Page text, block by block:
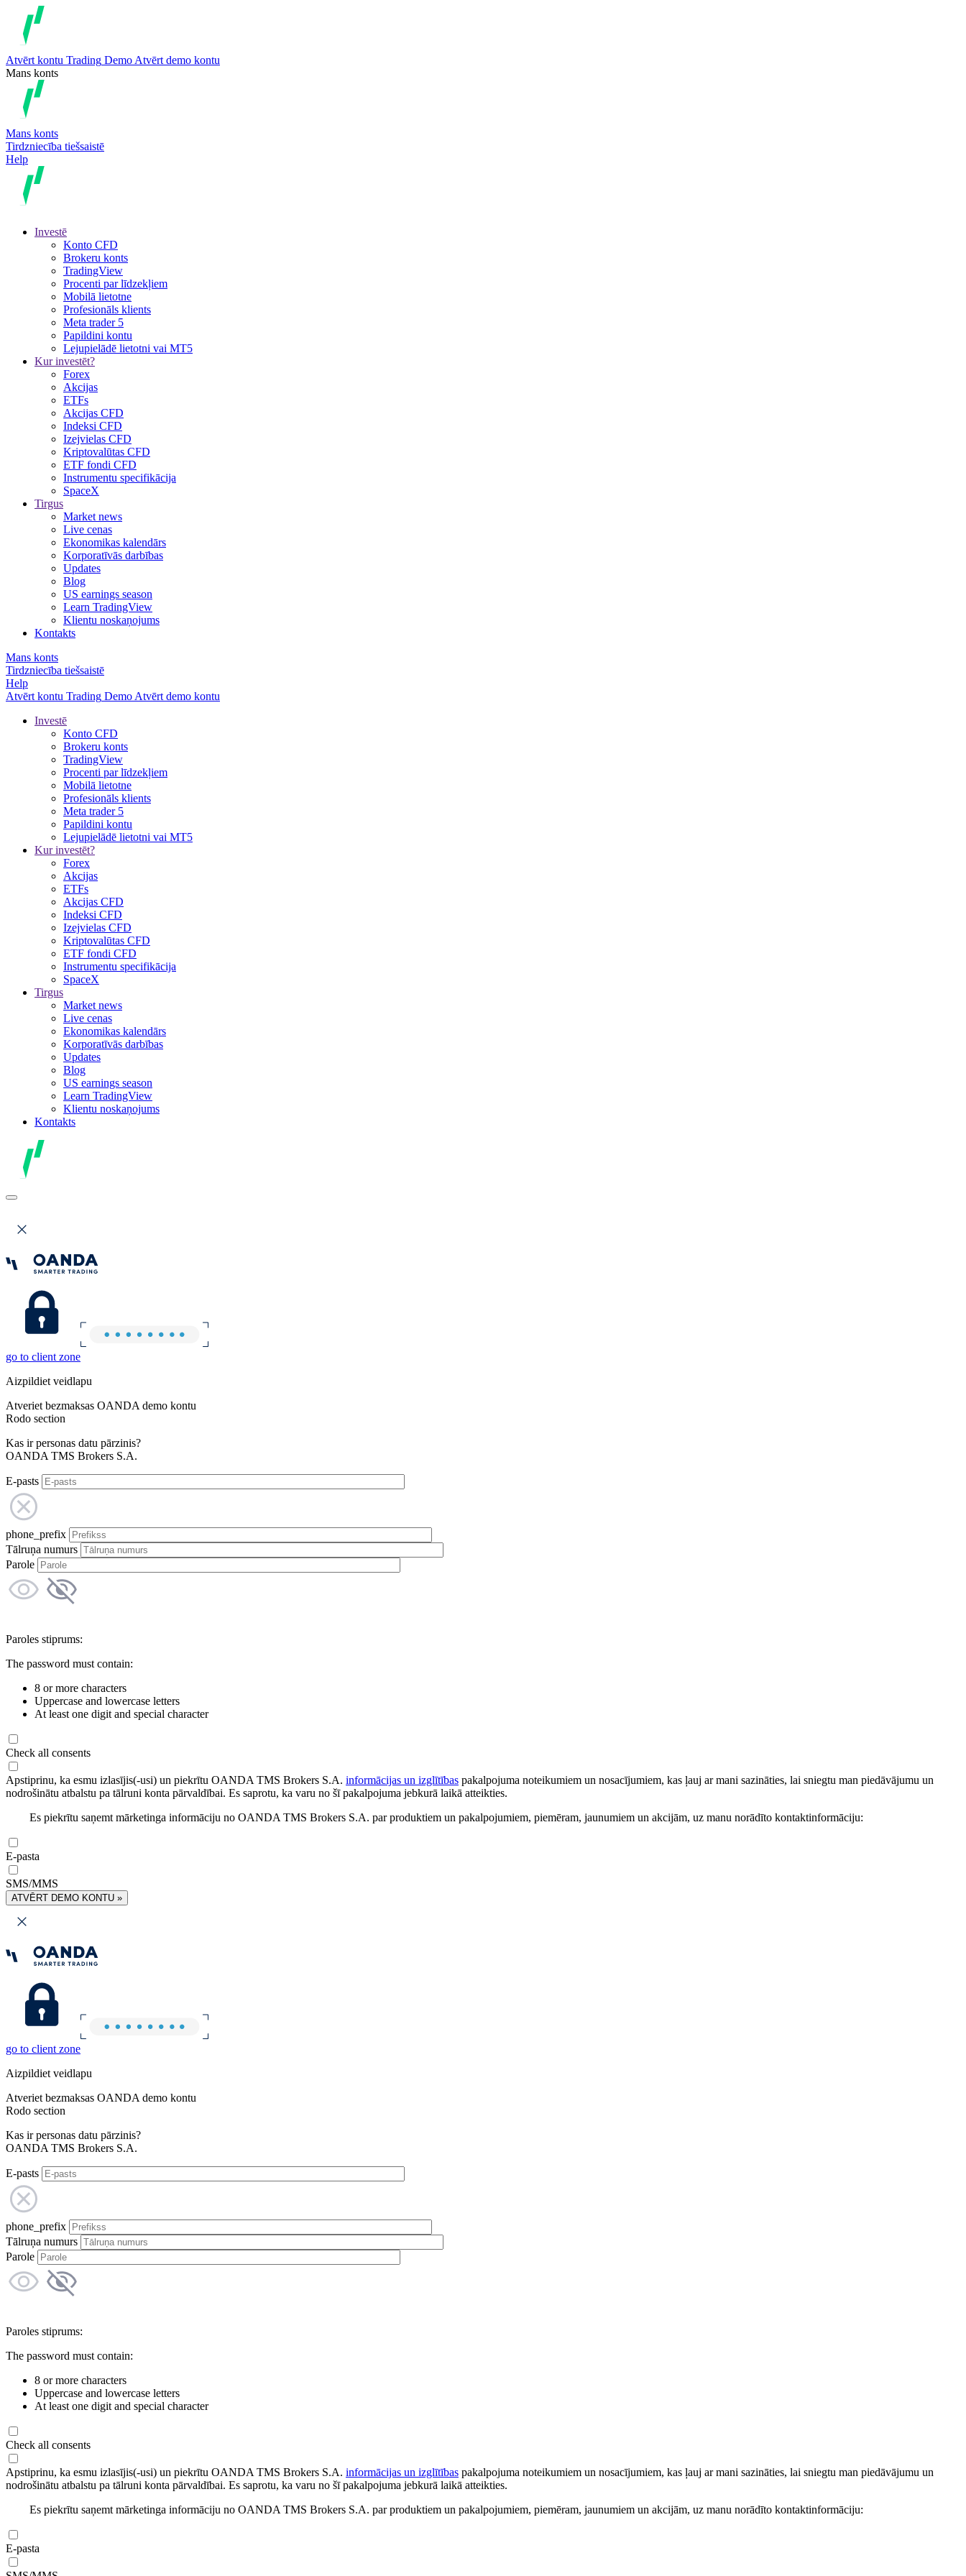
Atvērt kontu Trading Demo Atvērt demo kontu
Mans konts
Mans konts
Tirdzniecība tiešsaistē
Help
Investē
Konto CFD
Brokeru konts
TradingView
Procenti par līdzekļiem
Mobilā lietotne
Profesionāls klients
Meta trader 5
Papildini kontu
Lejupielādē lietotni vai MT5
Kur investēt?
Forex
Akcijas
ETFs
Akcijas CFD
Indeksi CFD
Izejvielas CFD
Kriptovalūtas CFD
ETF fondi CFD
Instrumentu specifikācija
SpaceX
Tirgus
Market news
Live cenas
Ekonomikas kalendārs
Korporatīvās darbības
Updates
Blog
US earnings season
Learn TradingView
Klientu noskaņojums
Kontakts
Mans konts
Tirdzniecība tiešsaistē
Help
Atvērt kontu Trading Demo Atvērt demo kontu
Investē
Konto CFD
Brokeru konts
TradingView
Procenti par līdzekļiem
Mobilā lietotne
Profesionāls klients
Meta trader 5
Papildini kontu
Lejupielādē lietotni vai MT5
Kur investēt?
Forex
Akcijas
ETFs
Akcijas CFD
Indeksi CFD
Izejvielas CFD
Kriptovalūtas CFD
ETF fondi CFD
Instrumentu specifikācija
SpaceX
Tirgus
Market news
Live cenas
Ekonomikas kalendārs
Korporatīvās darbības
Updates
Blog
US earnings season
Learn TradingView
Klientu noskaņojums
Kontakts
go to client zone
Aizpildiet veidlapu
Atveriet bezmaksas OANDA demo kontu
Rodo section
Kas ir personas datu pārzinis?
OANDA TMS Brokers S.A.
E-pasts
phone_prefix
Tālruņa numurs
Parole
Paroles stiprums:
The password must contain:
8 or more characters
Uppercase and lowercase letters
At least one digit and special character
Check all consents
Apstiprinu, ka esmu izlasījis(-usi) un piekrītu OANDA TMS Brokers S.A. informācijas un izglītības pakalpojuma noteikumiem un nosacījumiem, kas ļauj ar mani sazināties, lai sniegtu man piedāvājumu un
nodrošinātu atbalstu pa tālruni konta pārvaldībai. Es saprotu, ka varu no šī pakalpojuma jebkurā laikā atteikties.
Es piekrītu saņemt mārketinga informāciju no OANDA TMS Brokers S.A. par produktiem un pakalpojumiem, piemēram, jaunumiem un akcijām, uz manu norādīto kontaktinformāciju:
E-pasta
SMS/MMS
ATVĒRT DEMO KONTU »
go to client zone
Aizpildiet veidlapu
Atveriet bezmaksas OANDA demo kontu
Rodo section
Kas ir personas datu pārzinis?
OANDA TMS Brokers S.A.
E-pasts
phone_prefix
Tālruņa numurs
Parole
Paroles stiprums:
The password must contain:
8 or more characters
Uppercase and lowercase letters
At least one digit and special character
Check all consents
Apstiprinu, ka esmu izlasījis(-usi) un piekrītu OANDA TMS Brokers S.A. informācijas un izglītības pakalpojuma noteikumiem un nosacījumiem, kas ļauj ar mani sazināties, lai sniegtu man piedāvājumu un
nodrošinātu atbalstu pa tālruni konta pārvaldībai. Es saprotu, ka varu no šī pakalpojuma jebkurā laikā atteikties.
Es piekrītu saņemt mārketinga informāciju no OANDA TMS Brokers S.A. par produktiem un pakalpojumiem, piemēram, jaunumiem un akcijām, uz manu norādīto kontaktinformāciju:
E-pasta